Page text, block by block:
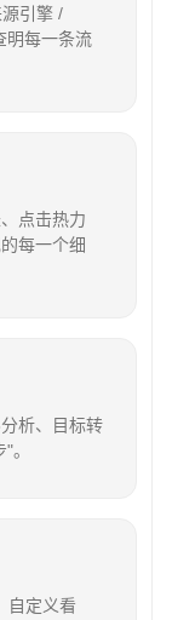
引擎 /
明每一条流
点击热力
每一个细
析、目标转
。
自定义看